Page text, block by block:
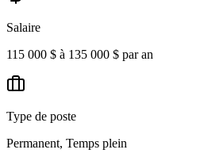
Salaire
115 000 $ à 135 000 $ par an
Type de poste
Permanent, Temps plein